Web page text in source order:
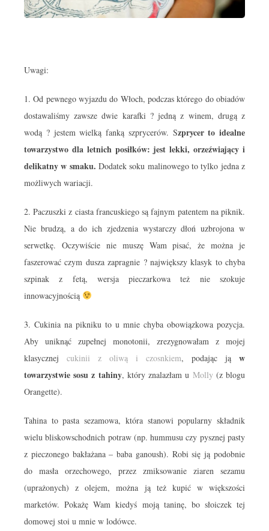
Uwagi:
1. Od pewnego wyjazdu do Włoch, podczas którego do obiadów
dostawaliśmy zawsze dwie karafki ? jedną z winem, drugą z
wodą ? jestem wielką fanką szprycerów. Szprycer to idealne
towarzystwo dla letnich posiłków: jest lekki, orzeźwiający i
delikatny w smaku. Dodatek soku malinowego to tylko jedna z
możliwych wariacji.
2. Paczuszki z ciasta francuskiego są fajnym patentem na piknik.
Nie brudzą, a do ich zjedzenia wystarczy dłoń uzbrojona w
serwetkę. Oczywiście nie muszę Wam pisać, że można je
faszerować czym dusza zapragnie ? największy klasyk to chyba
szpinak z fetą, wersja pieczarkowa też nie szokuje
innowacyjnością
3. Cukinia na pikniku to u mnie chyba obowiązkowa pozycja.
Aby uniknąć zupełnej monotonii, zrezygnowałam z mojej
klasycznej cukinii z oliwą i czosnkiem, podając ją w
towarzystwie sosu z tahiny, który znalazłam u Molly(z blogu
Orangette).
Tahina to pasta sezamowa, która stanowi popularny składnik
wielu bliskowschodnich potraw (np. hummusu czy pysznej pasty
z pieczonego bakłażana – baba ganoush). Robi się ją podobnie
do masła orzechowego, przez zmiksowanie ziaren sezamu
(uprażonych) z olejem, można ją też kupić w większości
marketów. Pokażę Wam kiedyś moją taninę, bo słoiczek tej
domowej stoi u mnie w lodówce.